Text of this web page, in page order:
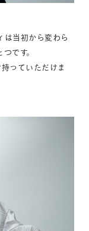
は当初から変わら
です。
っていただけま